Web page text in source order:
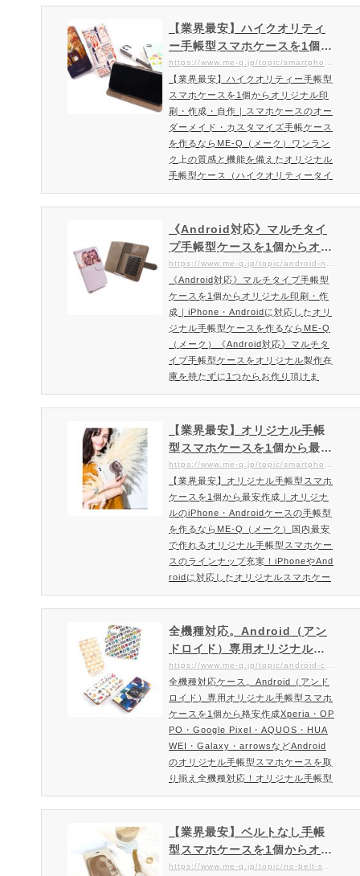
が特徴のスタンダード手帳型スマホケ
ースをオリジナル製作できます。お気
に入りの思い出の写真や、作成された
イラスト・デザインなどを色鮮やかな
プリントが可能なスマホ手帳型ケース
在庫を持たずに1つからお…
【業界最安】ハイクオリティ
ー手帳型スマホケースを1個か
らオリジナル印刷・作成・自
作｜スマホケースのオーダー
メイド・カスタマイズ手帳ケ
ースを作るならME-Q（メー
ク）
【業界最安】ハイクオリティー手帳型
スマホケースを1個からオリジナル印
刷・作成・自作｜スマホケースのオー
ダーメイド・カスタマイズ手帳ケース
を作るならME-Q（メーク）ワンラン
ク上の質感と機能を備えたオリジナル
手帳型ケース（ハイクオリティータイ
プ）を製作ME-Qだから実現したオリ
ジナル手帳型ケースの上質ハイクオリ
ティータイプ登場！他には無いオーダ
ーメイドできるカスタマイズ手帳ケー
スです。最上級の高品質スマホケース
だけます。内側は上質感に溢れたシュ
リンクレザー風の型押し加工…
《Android対応》マルチタイ
プ手帳型ケースを1個からオリ
ジナル印刷・作成｜iPhone・
Androidに対応したオリジナ
ル手帳型ケースを作るならME
-Q（メーク）
《Android対応》マルチタイプ手帳型
ケースを1個からオリジナル印刷・作
成｜iPhone・Androidに対応したオリ
ジナル手帳型ケースを作るならME-Q
（メーク）《Android対応》マルチタ
イプ手帳型ケースをオリジナル製作在
庫を持たずに1つからお作り頂けま
す！iPhone・Android対応ハイクオリ
ティースマホケースにオリジナルプリ
ントができるME-Q（メーク）。シュ
リンクレザー風の型押し加工した素材
が特徴。カードなど両面6枚まで収納
の付け替えが可能。お好みの写真やイ
ラスト・デザインを使ってオリジナ
ル…
【業界最安】オリジナル手帳
型スマホケースを1個から最安
作成｜オリジナルのiPhone・
Androidケースの手帳型を作
るならME-Q（メーク）
【業界最安】オリジナル手帳型スマホ
ケースを1個から最安作成｜オリジナ
ルのiPhone・Androidケースの手帳型
を作るならME-Q（メーク）国内最安
で作れるオリジナル手帳型スマホケー
スのラインナップ充実！iPhoneやAnd
roidに対応したオリジナルスマホケー
ス（手帳型）をご紹介iPhoneはもち
ろん、AQUOS・Xperia・Galaxy・G
oogle Pixel・ARROWS・Android O
neなどAndroidにも対応した手帳型ス
マホケースのラインナップME-Qで
peria・Galaxy・Google Pixel・ARR
OWS・Android OneなどAndroidにも
対応したオリジナ…
全機種対応。Android（アン
ドロイド）専用オリジナル手
帳型スマホケース。1個から格
安作成｜Xperia,Galaxy,arro
ws,AQUOSなど様々なオリジ
ナルのAndroidスマホケース
全機種対応ケース。Android（アンド
ロイド）専用オリジナル手帳型スマホ
ケースを1個から格安作成Xperia・OP
PO・Google Pixel・AQUOS・HUA
WEI・Galaxy・arrowsなどAndroid
のオリジナル手帳型スマホケースを取
り揃え全機種対応！オリジナル手帳型
スマホケース。お探しのAndroid用ス
マホケースがきっと見つかります！あ
なたのスマホやパソコンで、簡単にオ
ーダーメイドでオリジナル手帳型スマ
ホケースが作成できるME-Q（メー
【業界最安】ベルトなし手帳
型スマホケースを1個からオリ
ジナル印刷・制作｜帯無しタ